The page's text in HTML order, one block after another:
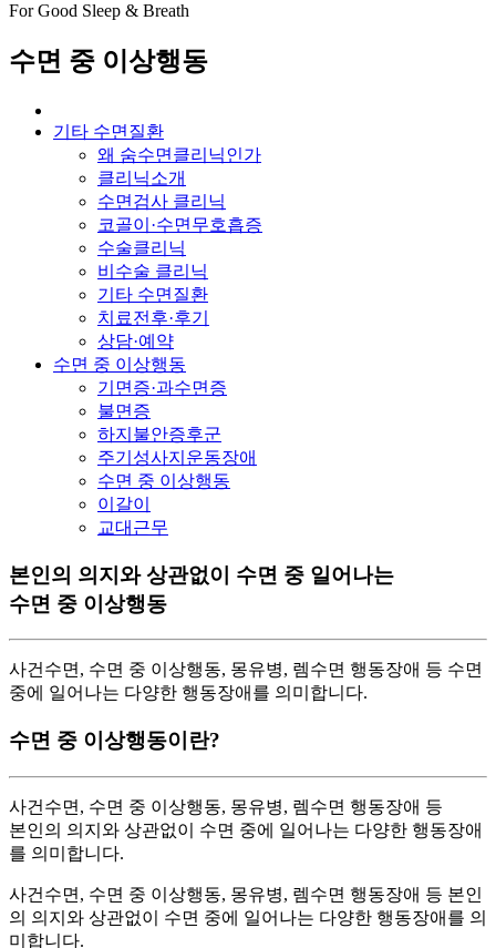
For Good Sleep & Breath
수면 중 이상행동
기타 수면질환
왜 숨수면클리닉인가
클리닉소개
수면검사 클리닉
코골이·수면무호흡증
수술클리닉
비수술 클리닉
기타 수면질환
치료전후·후기
상담·예약
수면 중 이상행동
기면증·과수면증
불면증
하지불안증후군
주기성사지운동장애
수면 중 이상행동
이갈이
교대근무
본인의 의지와 상관없이 수면 중 일어나는
수면 중 이상행동
사건수면, 수면 중 이상행동, 몽유병, 렘수면 행동장애 등 수면
중에 일어나는 다양한 행동장애를 의미합니다.
수면 중 이상행동이란?
사건수면, 수면 중 이상행동, 몽유병, 렘수면 행동장애 등
본인의 의지와 상관없이 수면 중에 일어나는 다양한 행동장애
를 의미합니다.
사건수면, 수면 중 이상행동, 몽유병, 렘수면 행동장애 등 본인
의 의지와 상관없이 수면 중에 일어나는 다양한 행동장애를 의
미합니다.